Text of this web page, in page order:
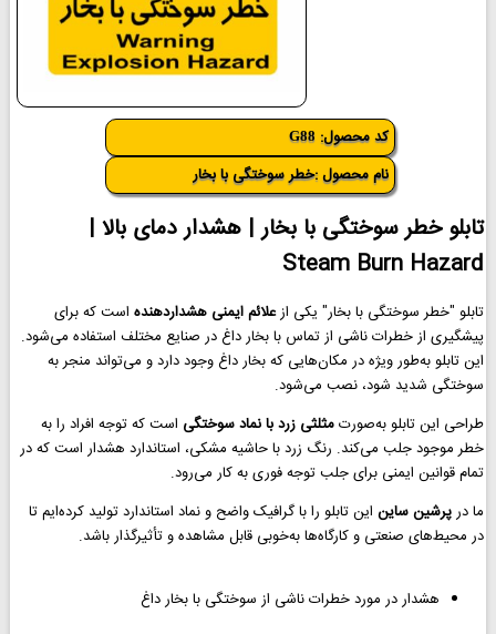
کد محصول: G88
نام محصول :خطر سوختگی با بخار
تابلو خطر سوختگی با بخار | هشدار دمای بالا |
Steam Burn Hazard
تابلو "خطر سوختگی با بخار" یکی ازعلائم ایمنی هشداردهنده است که برای
پیشگیری از خطرات ناشی از تماس با بخار داغ در صنایع مختلف استفاده می‌شود.
این تابلو به‌طور ویژه در مکان‌هایی که بخار داغ وجود دارد و می‌تواند منجر به
سوختگی شدید شود، نصب می‌شود.
طراحی این تابلو به‌صورتمثلثی زرد با نماد سوختگی است که توجه افراد را به
خطر موجود جلب می‌کند. رنگ زرد با حاشیه مشکی، استاندارد هشدار است که در
تمام قوانین ایمنی برای جلب توجه فوری به کار می‌رود.
ما درپرشین ساین این تابلو را با گرافیک واضح و نماد استاندارد تولید کرده‌ایم تا
در محیط‌های صنعتی و کارگاه‌ها به‌خوبی قابل مشاهده و تأثیرگذار باشد.
هشدار در مورد خطرات ناشی از سوختگی با بخار داغ